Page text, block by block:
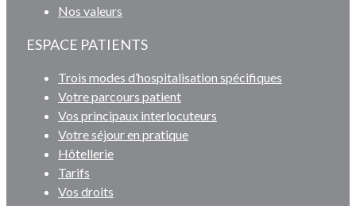
Nos valeurs
ESPACE PATIENTS
Trois modes d’hospitalisation spécifiques
Votre parcours patient
Vos principaux interlocuteurs
Votre séjour en pratique
Hôtellerie
Tarifs
Vos droits